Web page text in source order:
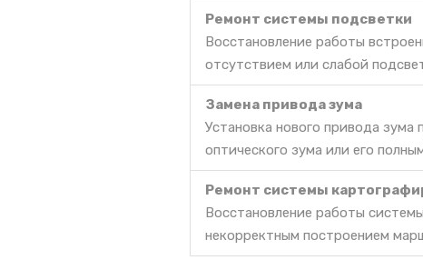
Ремонт системы подсветки
Восстановление работы
отсутствием или слабой
Замена привода зума
Установка нового привода
оптического зума или его
Ремонт системы
Восстановление работы
некорректным построением